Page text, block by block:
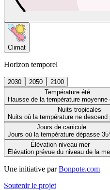
Climat
Horizon temporel
2030 2050
2100
Température été
Hausse de la température moyenne
Nuits tropicales
Nuits où la température ne descend
Jours de canicule
Jours où la température dépasse
Élévation niveau mer
Élévation prévue du niveau de la
Une initiative par Bonpote.com
Soutenir le projet